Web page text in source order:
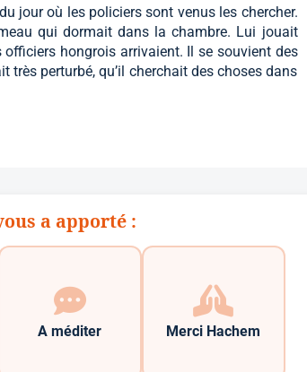
jour où les policiers sont venus les chercher.
qui dormait dans la chambre. Lui jouait
hongrois arrivaient. Il se souvient des
très perturbé, qu’il cherchait des choses dans
a apporté :
A méditer Merci Hachem